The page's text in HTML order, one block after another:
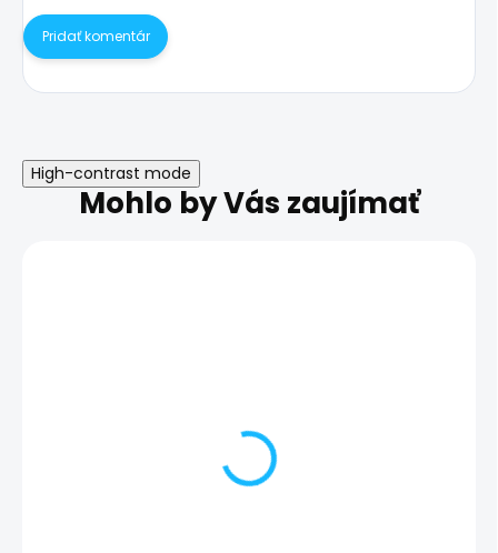
Pridať komentár
High-contrast mode
Mohlo by Vás zaujímať
Výmena zadného skla |